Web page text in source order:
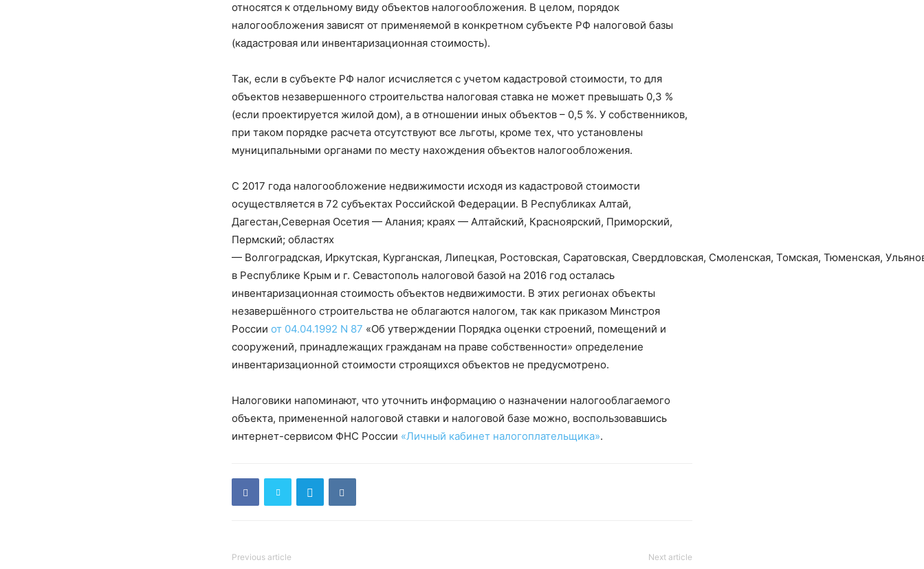
относятся к отдельному виду объектов налогообложения. В целом, порядок
налогообложения зависят от применяемой в конкретном субъекте РФ налоговой базы
(кадастровая или инвентаризационная стоимость).
Так, если в субъекте РФ налог исчисляется с учетом кадастровой стоимости, то для
объектов незавершенного строительства налоговая ставка не может превышать 0,3 %
(если проектируется жилой дом), а в отношении иных объектов – 0,5 %. У собственников,
при таком порядке расчета отсутствуют все льготы, кроме тех, что установлены
муниципальными органами по месту нахождения объектов налогообложения.
С 2017 года налогообложение недвижимости исходя из кадастровой стоимости
осуществляется в 72 субъектах Российской Федерации. В Республиках Алтай,
Дагестан,Северная Осетия — Алания; краях — Алтайский, Красноярский, Приморский,
Пермский; областях
— Волгоградская, Иркутская, Курганская, Липецкая, Ростовская, Саратовская, Свердловская, Смоленская, Томская, Тюменская,
в Республике Крым и г. Севастополь налоговой базой на 2016 год осталась
инвентаризационная стоимость объектов недвижимости. В этих регионах объекты
незавершённого строительства не облагаются налогом, так как приказом Минстроя
России от 04.04.1992 N 87 «Об утверждении Порядка оценки строений, помещений и
сооружений, принадлежащих гражданам на праве собственности» определение
инвентаризационной стоимости строящихся объектов не предусмотрено.
Налоговики напоминают, что уточнить информацию о назначении налогооблагаемого
объекта, примененной налоговой ставки и налоговой базе можно, воспользовавшись
интернет-сервисом ФНС России «Личный кабинет налогоплательщика».
Previous article Next article